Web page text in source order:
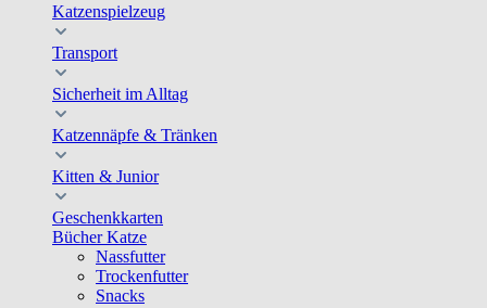
Katzenspielzeug
Transport
Sicherheit im Alltag
Katzennäpfe & Tränken
Kitten & Junior
Geschenkkarten
Bücher Katze
Nassfutter
Trockenfutter
Snacks